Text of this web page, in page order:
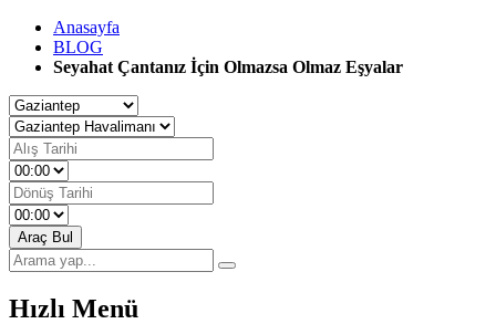
Anasayfa
BLOG
Seyahat Çantanız İçin Olmazsa Olmaz Eşyalar
Araç Bul
Hızlı Menü